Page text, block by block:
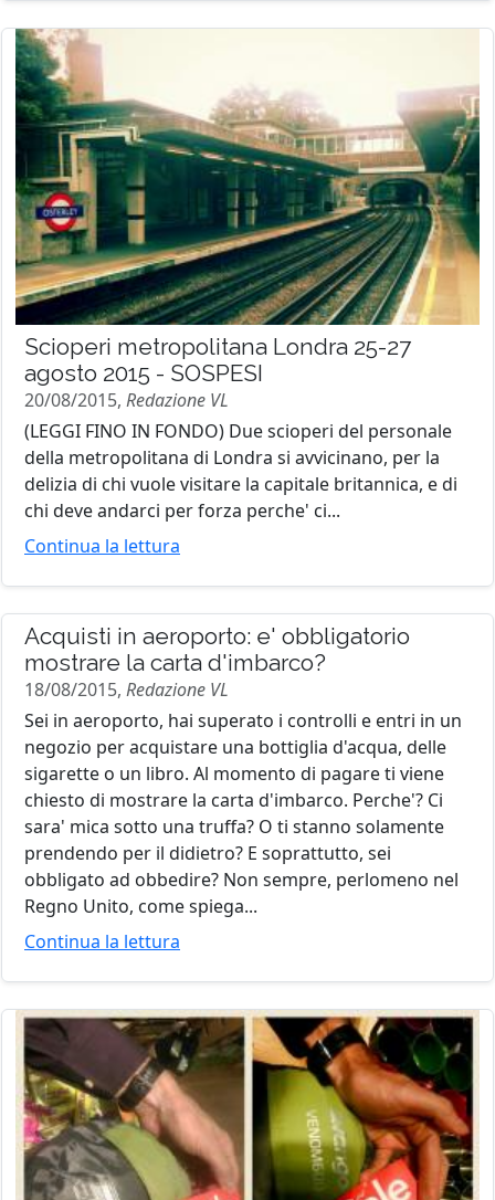
Scioperi metropolitana Londra 25-27
agosto 2015 - SOSPESI
20/08/2015, Redazione VL
(LEGGI FINO IN FONDO) Due scioperi del personale
della metropolitana di Londra si avvicinano, per la
delizia di chi vuole visitare la capitale britannica, e di
chi deve andarci per forza perche' ci...
Continua la lettura
Acquisti in aeroporto: e' obbligatorio
mostrare la carta d'imbarco?
18/08/2015, Redazione VL
Sei in aeroporto, hai superato i controlli e entri in un
negozio per acquistare una bottiglia d'acqua, delle
sigarette o un libro. Al momento di pagare ti viene
chiesto di mostrare la carta d'imbarco. Perche'? Ci
sara' mica sotto una truffa? O ti stanno solamente
prendendo per il didietro? E soprattutto, sei
obbligato ad obbedire? Non sempre, perlomeno nel
Regno Unito, come spiega...
Continua la lettura